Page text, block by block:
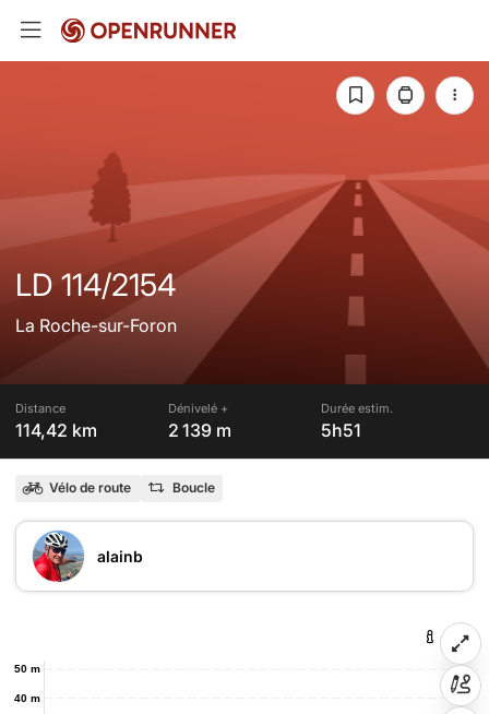
LD 114/2154
La Roche-sur-Foron
Distance
114,42 km
Dénivelé +
2 139 m
Durée estim.
5h51
Vélo de route Boucle
alainb
40 m
50 m